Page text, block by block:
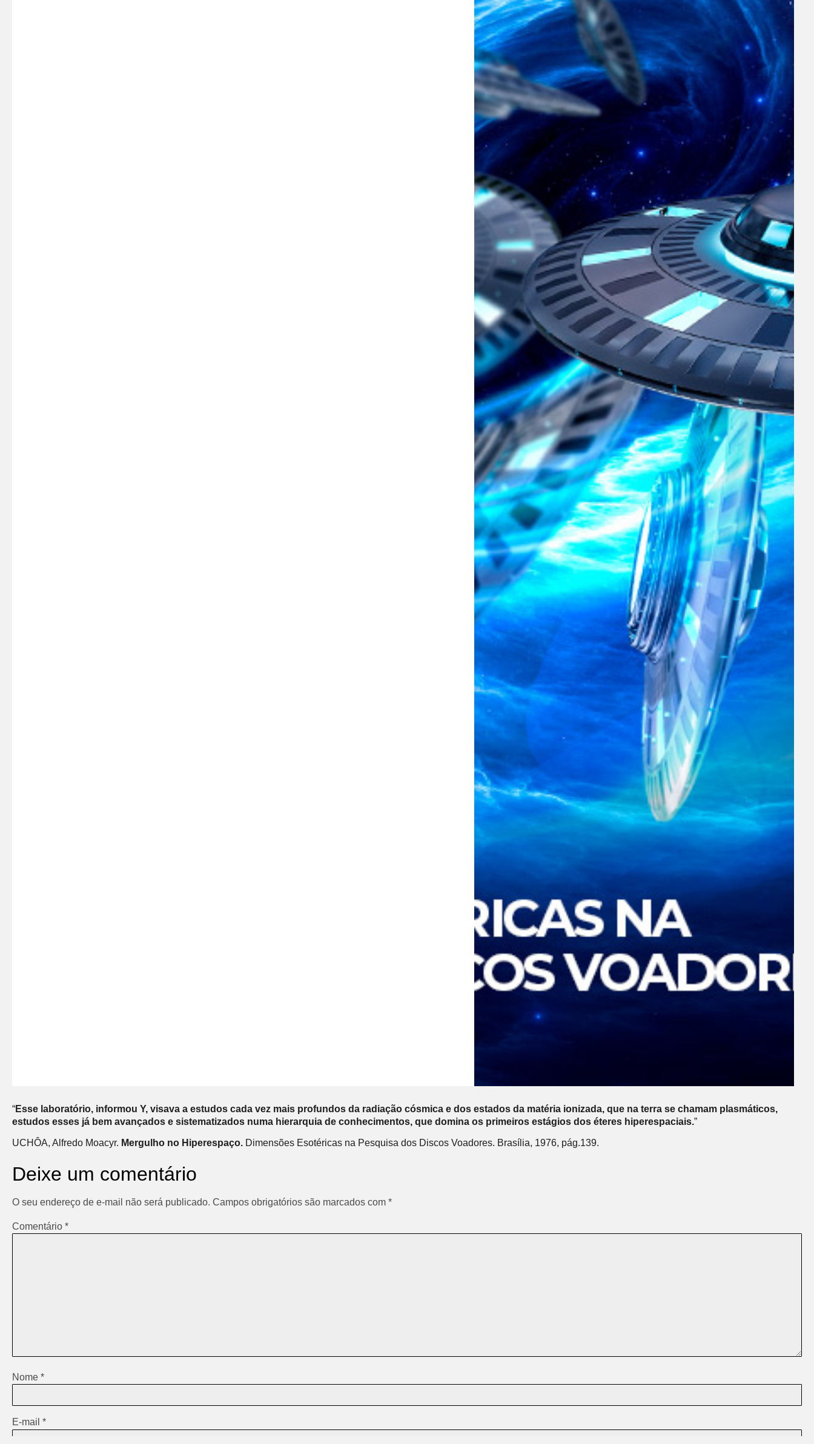
“Esse laboratório, informou Y, visava a estudos cada vez mais profundos da radiação cósmica e dos estados da matéria ionizada, que na terra se chamam plasmáticos,
estudos esses já bem avançados e sistematizados numa hierarquia de conhecimentos, que domina os primeiros estágios dos éteres hiperespaciais.”
UCHÔA, Alfredo Moacyr. Mergulho no Hiperespaço. Dimensões Esotéricas na Pesquisa dos Discos Voadores. Brasília, 1976, pág.139.
Deixe um comentário
O seu endereço de e-mail não será publicado. Campos obrigatórios são marcados com *
Comentário *
Nome *
E-mail *